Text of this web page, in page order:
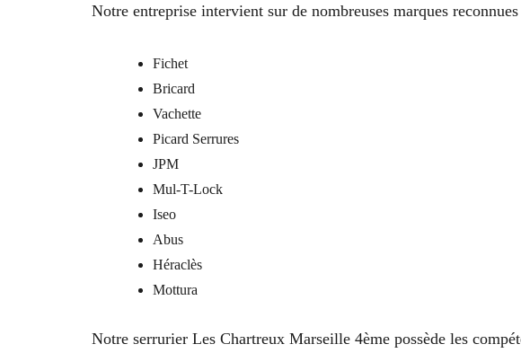
Notre entreprise intervient sur de nombreuses marques
Fichet
Bricard
Vachette
Picard Serrures
JPM
Mul-T-Lock
Iseo
Abus
Héraclès
Mottura
Notre serrurier Les Chartreux Marseille 4ème possède les